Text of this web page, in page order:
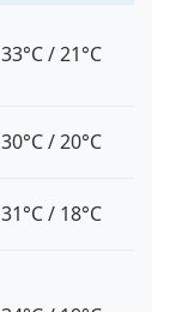
33°C / 21°C
30°C / 20°C
31°C / 18°C